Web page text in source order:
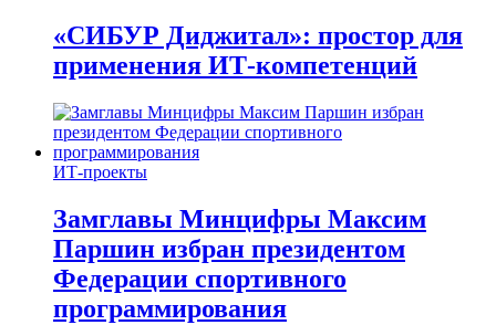
«СИБУР Диджитал»: простор для
применения ИТ-компетенций
ИТ-проекты
Замглавы Минцифры Максим
Паршин избран президентом
Федерации спортивного
программирования